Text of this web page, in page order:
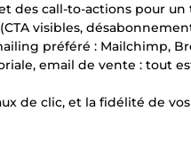
des call-to-actions pour
visibles,
préféré : Mailchimp,
email de vente : tout
de clic, et la fidélité de